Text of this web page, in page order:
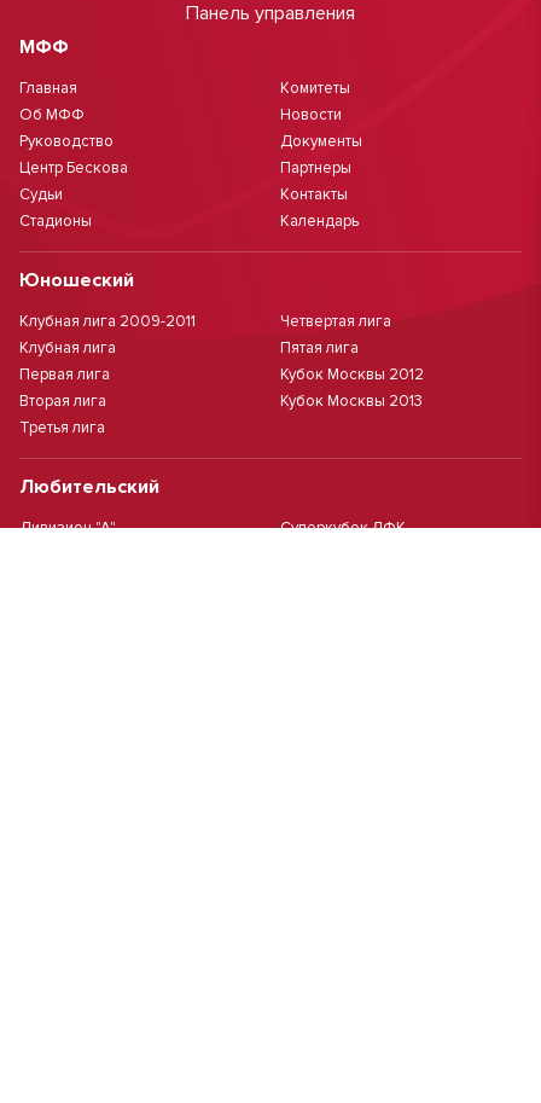
Панель управления
МФФ
Главная
Об МФФ
Руководство
Центр Бескова
Судьи
Стадионы
Комитеты
Новости
Документы
Партнеры
Контакты
Календарь
Юношеский
Клубная лига 2009-2011
Клубная лига
Первая лига
Вторая лига
Третья лига
Четвертая лига
Пятая лига
Кубок Москвы 2012
Кубок Москвы 2013
Любительский
Дивизион "А"
Суперкубок ЛФК